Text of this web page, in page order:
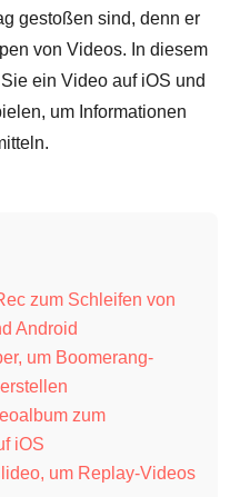
gestoßen sind, denn er
von Videos. In diesem
ein Video auf iOS und
um Informationen
zum Schleifen von
Android
um Boomerang-
zum
iOS
um Replay-Videos